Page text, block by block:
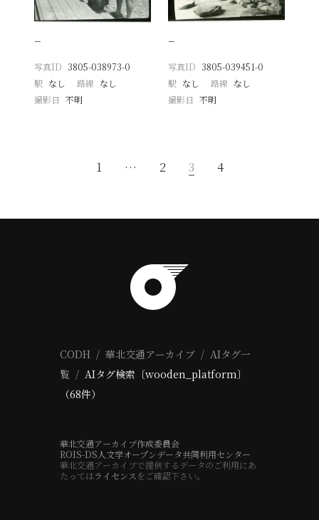
−
写真ID 3805-038973-0
駅 なし 路線 なし
撮影日
不明
−
写真ID 3805-039451-0
駅 なし 路線 なし
撮影日 不明
1 … 2 3 4
CODH 華北交通アーカイブ
AIタグ一
覧
AIタグ検索〔wooden_platform〕
（68件）
華北交通アーカイブ作成委員会
ROIS-DS人文学オープンデータ共同利用センター
華北交通アーカイブで提供するデータのご利用にあ
たってはライセンス をご確認下さい。